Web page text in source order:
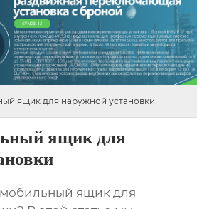
ящик для наружной установки
ящик для
мобильный ящик для